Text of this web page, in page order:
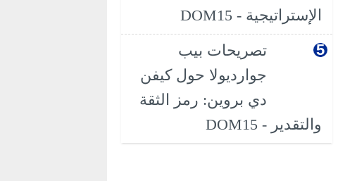
الإستراتيجية - DOM15
تصريحات بيب
جوارديولا حول كيفن
دي بروين: رمز الثقة
والتقدير - DOM15